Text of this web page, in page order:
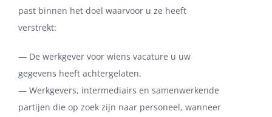
past binnen het doel waarvoor u ze heeft
verstrekt:
— De werkgever voor wiens vacature u uw
gegevens heeft achtergelaten.
— Werkgevers, intermediairs en samenwerkende
partijen die op zoek zijn naar personeel, wanneer